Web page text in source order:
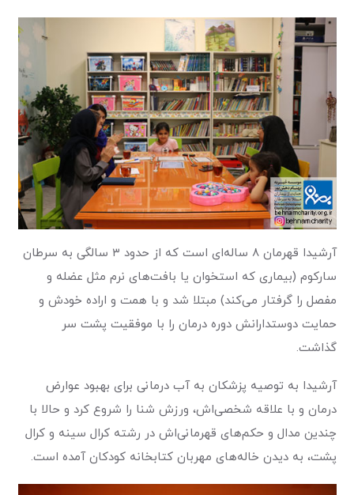
آرشیدا قهرمان ۸ ساله‌ای است که از حدود ۳ سالگی به سرطان
سارکوم (بیماری که استخوان یا بافت‌های نرم مثل عضله و
مفصل را گرفتار می‌کند) مبتلا شد و با همت و اراده خودش و
حمایت دوستدارانش دوره درمان را با موفقیت پشت سر
گذاشت.
آرشیدا به توصیه پزشکان به آب درمانی برای بهبود عوارض
درمان و با علاقه شخصی‌اش، ورزش شنا را شروع کرد و حالا با
چندین مدال و حکم‌های قهرمانی‌اش در رشته کرال سینه و کرال
پشت، به دیدن خاله‌های مهربان کتابخانه کودکان آمده است.